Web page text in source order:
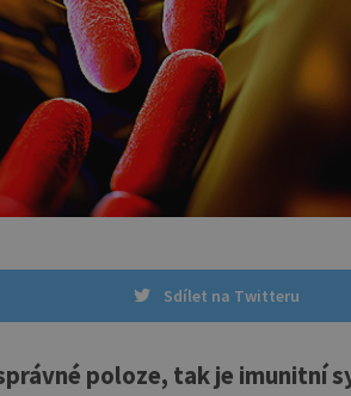
Sdílet na Twitteru
poloze, tak je imunitní